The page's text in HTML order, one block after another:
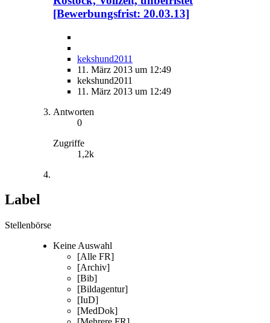
[Bewerbungsfrist: 20.03.13]
kekshund2011
11. März 2013 um 12:49
kekshund2011
11. März 2013 um 12:49
Antworten
0
Zugriffe
1,2k
Label
Stellenbörse
Keine Auswahl
[Alle FR]
[Archiv]
[Bib]
[Bildagentur]
[IuD]
[MedDok]